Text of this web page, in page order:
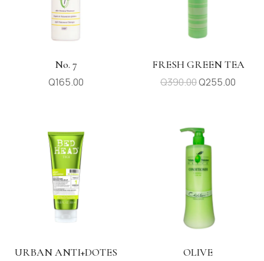
No. 7
Q165.00
FRESH GREEN TEA
Q390.00Q255.00
URBAN ANTI+DOTES
OLIVE